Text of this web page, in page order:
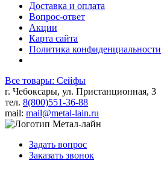
Доставка и оплата
Вопрос-ответ
Акции
Карта сайта
Политика конфиденциальности
Все товары: Сейфы
г. Чебоксары, ул. Пристанционная, 3
тел. 8(800)551-36-88
mail: mail@metal-lain.ru
Задать вопрос
Заказать звонок